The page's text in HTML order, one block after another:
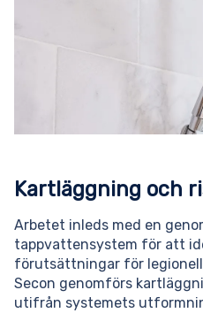
Kartläggning och
Arbetet inleds med en
tappvattensystem för att
förutsättningar för
Secon genomförs
utifrån systemets